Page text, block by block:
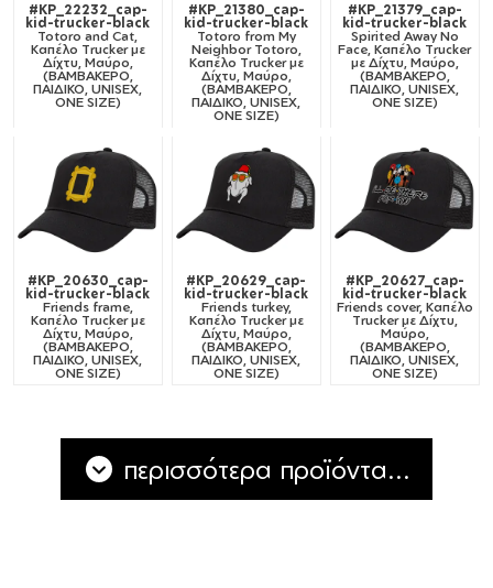
#KP_22232_cap-
kid-trucker-black
Totoro and Cat,
Καπέλο Trucker με
Δίχτυ, Μαύρο,
(ΒΑΜΒΑΚΕΡΟ,
ΠΑΙΔΙΚΟ, UNISEX,
ONE SIZE)
#KP_21380_cap-
kid-trucker-black
Totoro from My
Neighbor Totoro,
Καπέλο Trucker με
Δίχτυ, Μαύρο,
(ΒΑΜΒΑΚΕΡΟ,
ΠΑΙΔΙΚΟ, UNISEX,
ONE SIZE)
#KP_21379_cap-
kid-trucker-black
Spirited Away No
Face, Καπέλο Trucker
με Δίχτυ, Μαύρο,
(ΒΑΜΒΑΚΕΡΟ,
ΠΑΙΔΙΚΟ, UNISEX,
ONE SIZE)
#KP_20630_cap-
kid-trucker-black
Friends frame,
Καπέλο Trucker με
Δίχτυ, Μαύρο,
(ΒΑΜΒΑΚΕΡΟ,
ΠΑΙΔΙΚΟ, UNISEX,
ONE SIZE)
#KP_20629_cap-
kid-trucker-black
Friends turkey,
Καπέλο Trucker με
Δίχτυ, Μαύρο,
(ΒΑΜΒΑΚΕΡΟ,
ΠΑΙΔΙΚΟ, UNISEX,
ONE SIZE)
#KP_20627_cap-
kid-trucker-black
Friends cover, Καπέλο
Trucker με Δίχτυ,
Μαύρο,
(ΒΑΜΒΑΚΕΡΟ,
ΠΑΙΔΙΚΟ, UNISEX,
ONE SIZE)
περισσότερα προϊόντα...